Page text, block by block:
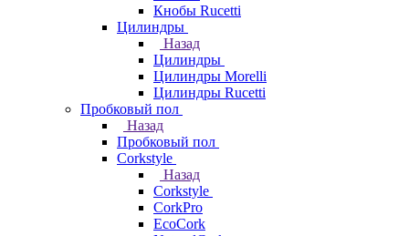
Кнобы Rucetti
Цилиндры
Назад
Цилиндры
Цилиндры Morelli
Цилиндры Rucetti
Пробковый пол
Назад
Пробковый пол
Corkstyle
Назад
Corkstyle
CorkPro
EcoCork